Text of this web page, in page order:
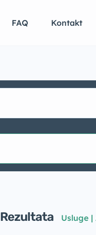
FAQ Kontakt
Rezultata Usluge